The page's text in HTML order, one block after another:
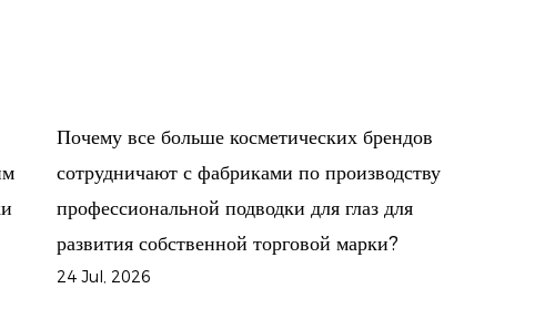
Сможет ли профессиональная фабрика подводки
для глаз помочь косметическим брендам
рынок цветной косметики в 2026 году?
17 Jul, 2026
Мировой рынок декоративной косметики продолжает